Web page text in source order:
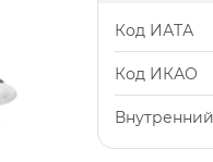
Код ИАТА
Код ИКАО